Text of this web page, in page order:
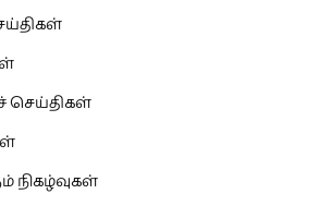
செய்திகள்
நிகழ்வுகள்